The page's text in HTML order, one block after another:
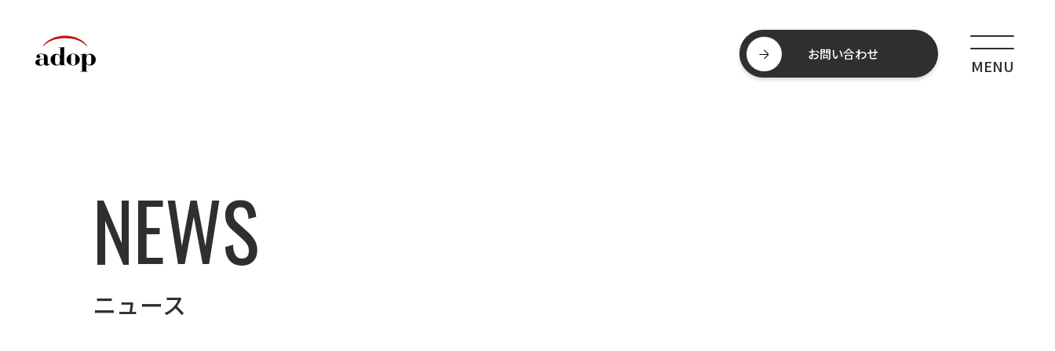
お問い合わせ
NEWS
ニュース